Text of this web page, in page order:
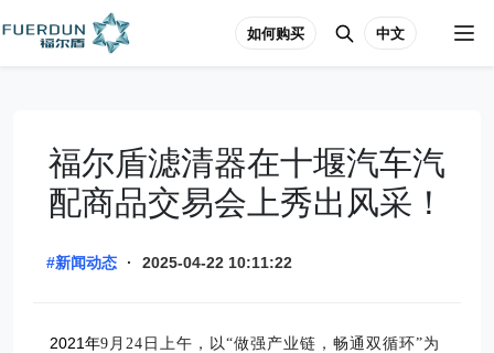
如何购买 中文
福尔盾滤清器在十堰汽车汽
配商品交易会上秀出风采！
#新闻动态 · 2025-04-22 10:11:22
2021年9月24日上午，以“做强产业链，畅通双循环”为